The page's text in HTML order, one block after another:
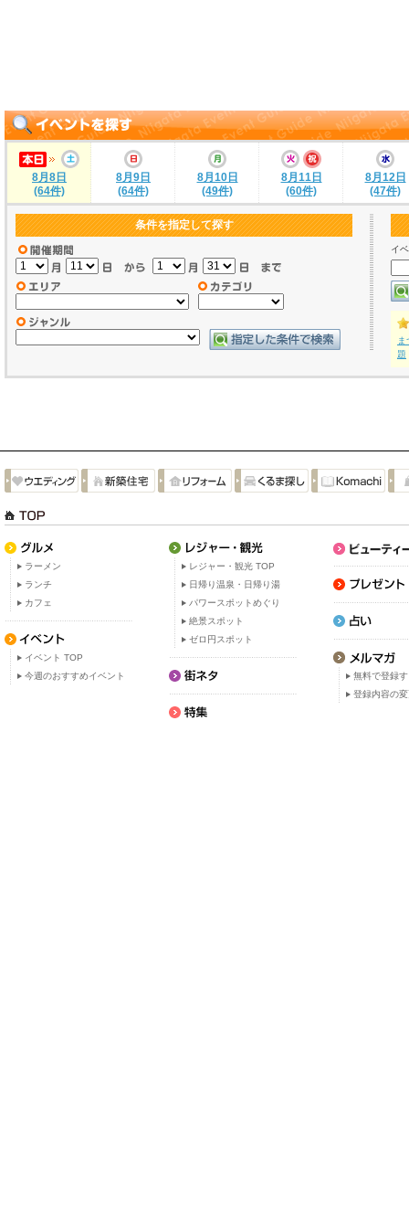
8月8日
(64件)
8月9日
(64件)
8月10日
(49件)
8月11日
(60件)
8月12日
(47件)
条件を指定して探す
イ
ま
題
ラーメン
ランチ
カフェ
イベント TOP
今週のおすすめイベント
レジャー・観光 TOP
日帰り温泉・日帰り湯
パワースポットめぐり
絶景スポット
ゼロ円スポット
無料で登録
登録内容の